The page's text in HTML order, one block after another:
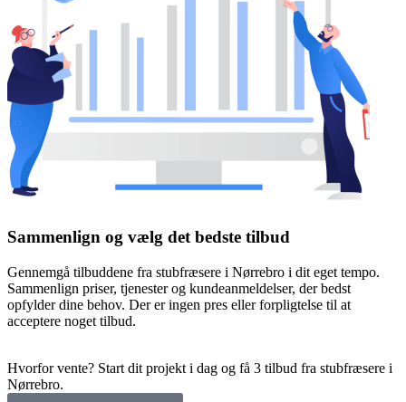
Sammenlign og vælg det bedste tilbud
Gennemgå tilbuddene fra stubfræsere i Nørrebro i dit eget tempo.
Sammenlign priser, tjenester og kundeanmeldelser, der bedst
opfylder dine behov. Der er ingen pres eller forpligtelse til at
acceptere noget tilbud.
Hvorfor vente? Start dit projekt i dag og få 3 tilbud fra stubfræsere i
Nørrebro.